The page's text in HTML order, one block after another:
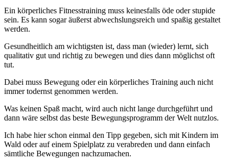
Ein körperliches Fitnesstraining muss keinesfalls öde oder stupide
sein. Es kann sogar äußerst abwechslungsreich und spaßig gestaltet
werden.
Gesundheitlich am wichtigsten ist, dass man (wieder) lernt, sich
qualitativ gut und richtig zu bewegen und dies dann möglichst oft
tut.
Dabei muss Bewegung oder ein körperliches Training auch nicht
immer todernst genommen werden.
Was keinen Spaß macht, wird auch nicht lange durchgeführt und
dann wäre selbst das beste Bewegungsprogramm der Welt nutzlos.
Ich habe hier schon einmal den Tipp gegeben, sich mit Kindern im
Wald oder auf einem Spielplatz zu verabreden und dann einfach
sämtliche Bewegungen nachzumachen.